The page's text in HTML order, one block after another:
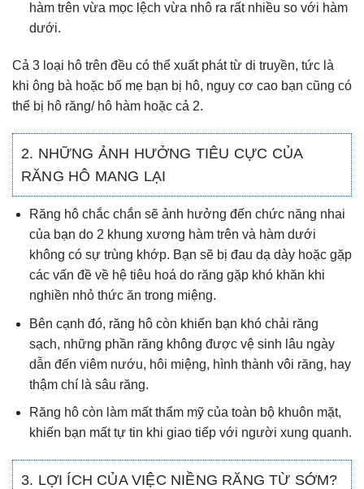
hàm trên vừa mọc lệch vừa nhô ra rất nhiều so với hàm
dưới.
Cả 3 loại hô trên đều có thể xuất phát từ di truyền, tức là
khi ông bà hoặc bố mẹ bạn bị hô, nguy cơ cao bạn cũng có
thể bị hô răng/ hô hàm hoặc cả 2.
2. NHỮNG ẢNH HƯỞNG TIÊU CỰC CỦA
RĂNG HÔ MANG LẠI
Răng hô chắc chắn sẽ ảnh hưởng đến chức năng nhai
của bạn do 2 khung xương hàm trên và hàm dưới
không có sự trùng khớp. Bạn sẽ bị đau dạ dày hoặc gặp
các vấn đề về hệ tiêu hoá do răng gặp khó khăn khi
nghiền nhỏ thức ăn trong miệng.
Bên cạnh đó, răng hô còn khiến bạn khó chải răng
sạch, những phần răng không được vệ sinh lâu ngày
dẫn đến viêm nướu, hôi miệng, hình thành vôi răng, hay
thậm chí là sâu răng.
Răng hô còn làm mất thẩm mỹ của toàn bộ khuôn mặt,
khiến bạn mất tự tin khi giao tiếp với người xung quanh.
3. LỢI ÍCH CỦA VIỆC NIỀNG RĂNG TỪ SỚM?